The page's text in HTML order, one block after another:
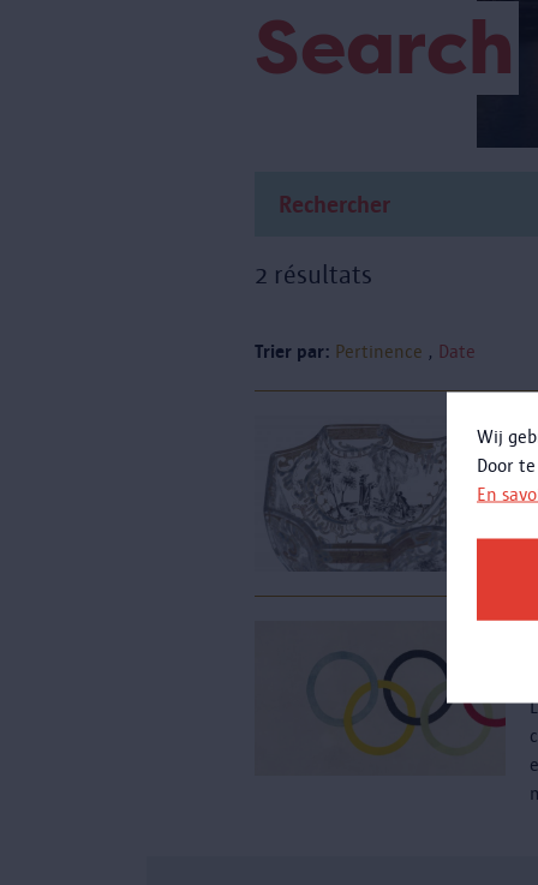
Wij
Door
En
Search
2 résultats
Trier par: Pertinence Date